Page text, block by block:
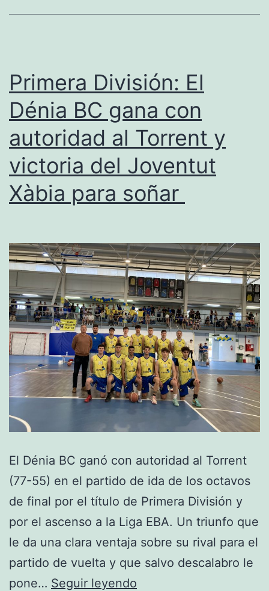
final
y
Primera División: El
Dénia BC gana con
autoridad al Torrent y
victoria del Joventut
Xàbia para soñar
El Dénia BC ganó con autoridad al Torrent
(77-55) en el partido de ida de los octavos
de final por el título de Primera División y
por el ascenso a la Liga EBA. Un triunfo que
le da una clara ventaja sobre su rival para el
partido de vuelta y que salvo descalabro le
pone… Seguir leyendo